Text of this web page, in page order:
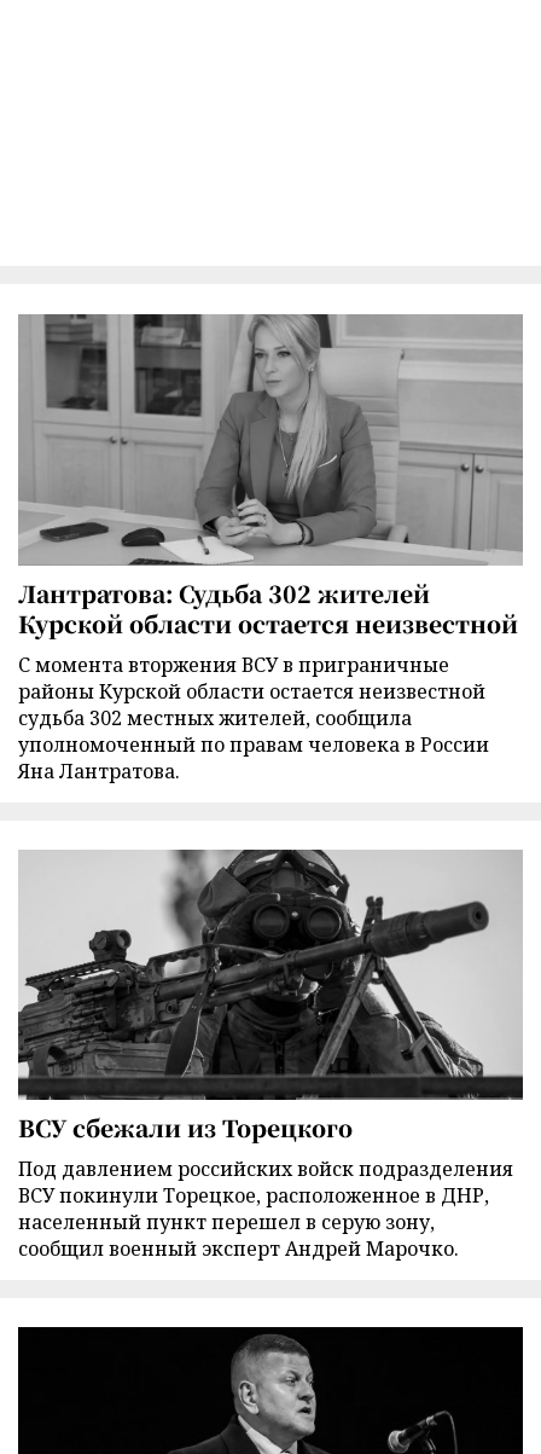
Лантратова: Судьба 302 жителей
Курской области остается неизвестной
С момента вторжения ВСУ в приграничные
районы Курской области остается неизвестной
судьба 302 местных жителей, сообщила
уполномоченный по правам человека в России
Яна Лантратова.
ВСУ сбежали из Торецкого
Под давлением российских войск подразделения
ВСУ покинули Торецкое, расположенное в ДНР,
населенный пункт перешел в серую зону,
сообщил военный эксперт Андрей Марочко.